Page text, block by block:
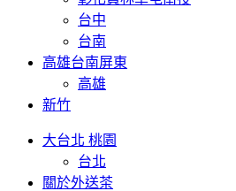
台中
台南
高雄台南屏東
高雄
新竹
大台北 桃園
台北
關於外送茶